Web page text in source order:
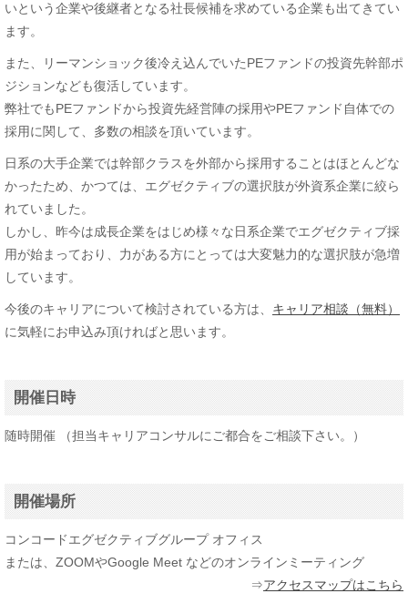
いという企業や後継者となる社長候補を求めている企業も出てきてい
ます。
また、リーマンショック後冷え込んでいたPEファンドの投資先幹部ポ
ジションなども復活しています。
弊社でもPEファンドから投資先経営陣の採用やPEファンド自体での
採用に関して、多数の相談を頂いています。
日系の大手企業では幹部クラスを外部から採用することはほとんどな
かったため、かつては、エグゼクティブの選択肢が外資系企業に絞ら
れていました。
しかし、昨今は成長企業をはじめ様々な日系企業でエグゼクティブ採
用が始まっており、力がある方にとっては大変魅力的な選択肢が急増
しています。
今後のキャリアについて検討されている方は、 キャリア相談（無料）
に気軽にお申込み頂ければと思います。
開催日時
随時開催 （担当キャリアコンサルにご都合をご相談下さい。）
開催場所
コンコードエグゼクティブグループ オフィス
または、ZOOMやGoogle Meet などのオンラインミーティング
⇒アクセスマップはこちら